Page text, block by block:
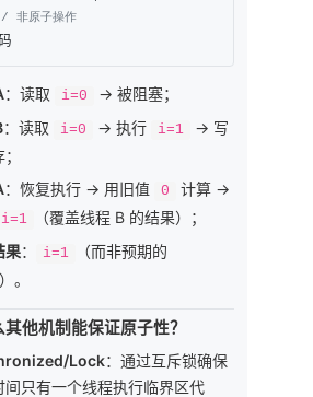
非原子操作
：读取 i=0
→ 被阻塞；
：读取 i=0 → 执行 i=1
→ 写
：恢复执行 → 用旧值 0
计算 →
i=1
（覆盖线程 B 的结果）；
果： i=1 （而非预期的
）。
其他机制能保证原子性？
Lock：通过互斥锁确保
间只有一个线程执行临界区代